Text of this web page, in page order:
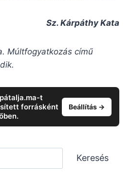
Sz. Kárpáthy Kata
Múltfogyatkozás című
t
forrásként
Beállítás →
Keresés